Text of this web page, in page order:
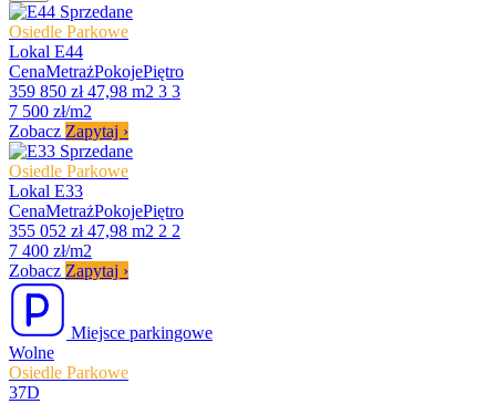
Sprzedane
Osiedle Parkowe
Lokal E44
CenaMetrażPokojePiętro
359 850 zł 47,98 m2 3 3
7 500 zł/m2
Zobacz Zapytaj ›
Sprzedane
Osiedle Parkowe
Lokal E33
CenaMetrażPokojePiętro
355 052 zł 47,98 m2 2 2
7 400 zł/m2
Zobacz Zapytaj ›
Miejsce parkingowe
Wolne
Osiedle Parkowe
37D